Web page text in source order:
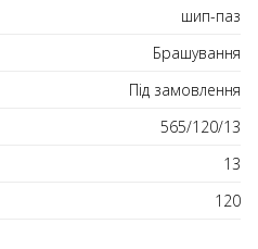
шип-паз
Брашування
Під замовлення
565/120/13
13
120